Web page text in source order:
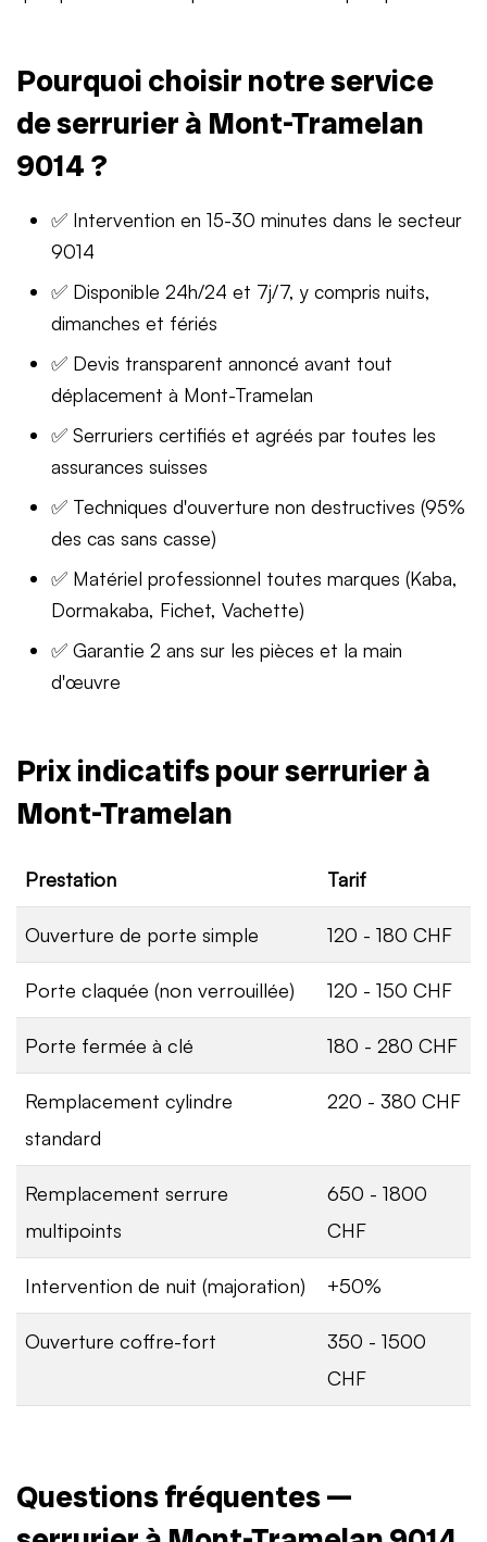
Pourquoi choisir notre service
de serrurier à Mont-Tramelan
9014 ?
✅ Intervention en 15-30 minutes dans le secteur
9014
✅ Disponible 24h/24 et 7j/7, y compris nuits,
dimanches et fériés
✅ Devis transparent annoncé avant tout
déplacement à Mont-Tramelan
✅ Serruriers certifiés et agréés par toutes les
assurances suisses
✅ Techniques d'ouverture non destructives (95%
des cas sans casse)
✅ Matériel professionnel toutes marques (Kaba,
Dormakaba, Fichet, Vachette)
✅ Garantie 2 ans sur les pièces et la main
d'œuvre
Prix indicatifs pour serrurier à
Mont-Tramelan
Prestation Tarif
Ouverture de porte simple 120 - 180 CHF
Porte claquée (non verrouillée) 120 - 150 CHF
Porte fermée à clé 180 - 280 CHF
Remplacement cylindre
standard
220 - 380 CHF
Remplacement serrure
multipoints
650 - 1800
CHF
Intervention de nuit (majoration) +50%
Ouverture coffre-fort
350 - 1500
CHF
Questions fréquentes —